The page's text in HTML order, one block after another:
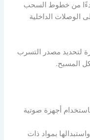
من خطوط السحب
الوصلات الداخلية
لتحديد مصدر التسرب
المسبح.
أجهزة صوتية
بمواد ذات